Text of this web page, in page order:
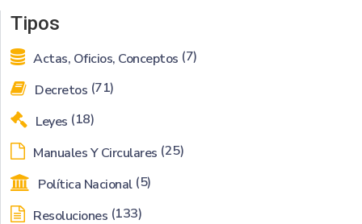
Tipos
Actas, Oficios, Conceptos (7)
Decretos (71)
Leyes (18)
Manuales Y Circulares (25)
Política Nacional (5)
Resoluciones (133)